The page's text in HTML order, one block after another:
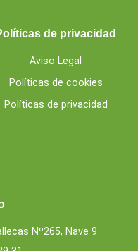
de privacidad
Aviso Legal
Políticas de cookies
Políticas de privacidad
Nº265, Nave 9